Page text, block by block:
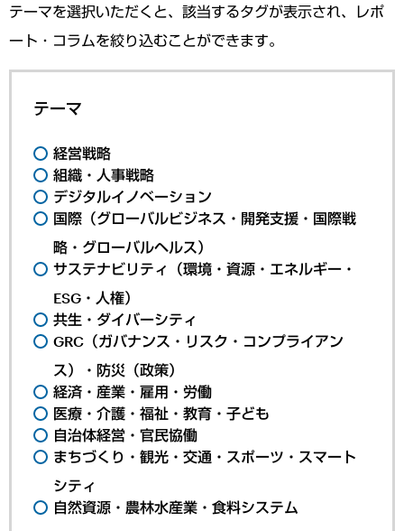
テーマを選択いただくと、該当するタグが表示され、レポ
ート・コラムを絞り込むことができます。
テーマ
経営戦略
組織・人事戦略
デジタルイノベーション
国際（グローバルビジネス・開発支援・国際戦
略・グローバルヘルス）
サステナビリティ（環境・資源・エネルギー・
ESG・人権）
共生・ダイバーシティ
GRC（ガバナンス・リスク・コンプライアン
ス）・防災（政策）
経済・産業・雇用・労働
医療・介護・福祉・教育・子ども
自治体経営・官民協働
まちづくり・観光・交通・スポーツ・スマート
シティ
自然資源・農林水産業・食料システム